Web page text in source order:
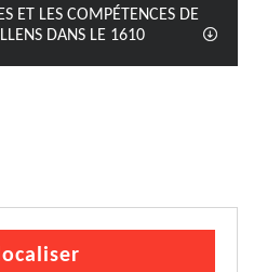
ET LES COMPÉTENCES DE
DANS LE 1610